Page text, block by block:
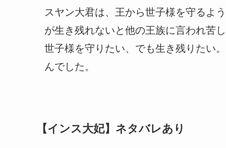
スヤン大君は、王から世子様を守るよ
が生き残れないと他の王族に言われ苦
世子様を守りたい、でも生き残りたい
んでした。
【インス大妃】ネタバレあり